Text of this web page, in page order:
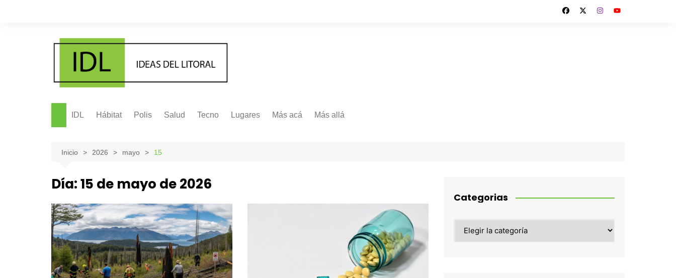
IDL Hábitat Polis Salud Tecno Lugares Más acá Más allá
Inicio 2026 mayo 15
Día:15 de mayo de 2026
Categorias